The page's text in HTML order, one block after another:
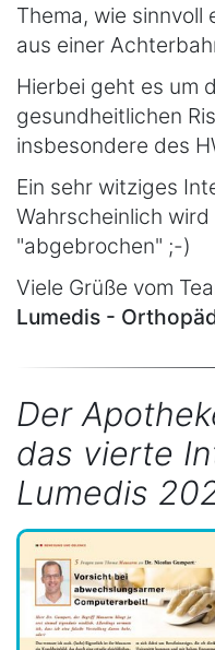
Thema, wie sinnvoll
aus einer
Hierbei geht es um
gesundheitlichen
insbesondere des
Ein sehr witziges
Wahrscheinlich
"abgebrochen" ;-)
Viele Grüße vom
Lumedis -
Der
das vierte
Lumedis